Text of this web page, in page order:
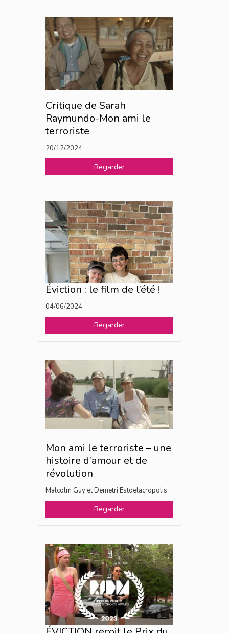
Critique de Sarah
Raymundo-Mon ami le
terroriste
20/12/2024
Regarder
Éviction : le film de l’été !
04/06/2024
Regarder
Mon ami le terroriste – une
histoire d’amour et de
révolution
Malcolm Guy et Demetri Estdelacropolis
Regarder